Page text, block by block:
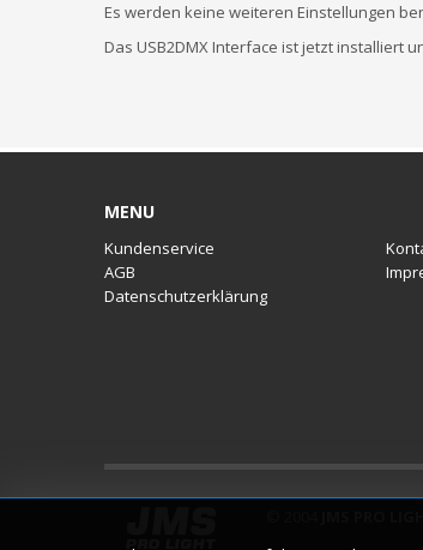
Es werden keine weiteren Einstellungen
Das USB2DMX Interface ist jetzt installiert
MENU
Kundenservice
AGB
Datenschutzerklärung